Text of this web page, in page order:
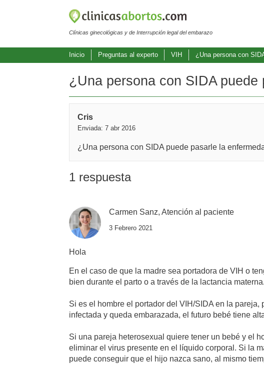
Clínicas ginecológicas y de Interrupción legal del embarazo
Inicio Preguntas al experto VIH ¿Una persona con
¿Una persona con SIDA
Cris
Enviada: 7 abr 2016
¿Una persona con SIDA puede pasarle la
1 respuesta
Carmen Sanz, Atención al paciente
3 Febrero 2021
Hola
En el caso de que la madre sea portadora de VIH o
bien durante el parto o a través de la lactancia materna.
Si es el hombre el portador del VIH/SIDA en la
infectada y queda embarazada, el futuro bebé tiene
Si una pareja heterosexual quiere tener un bebé y el
eliminar el virus presente en el líquido corporal. Si la
puede conseguir que el hijo nazca sano, al mismo